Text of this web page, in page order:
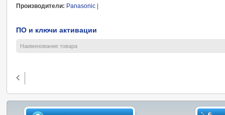
Производители: Panasonic
ПО и ключи активации
Наименование товара